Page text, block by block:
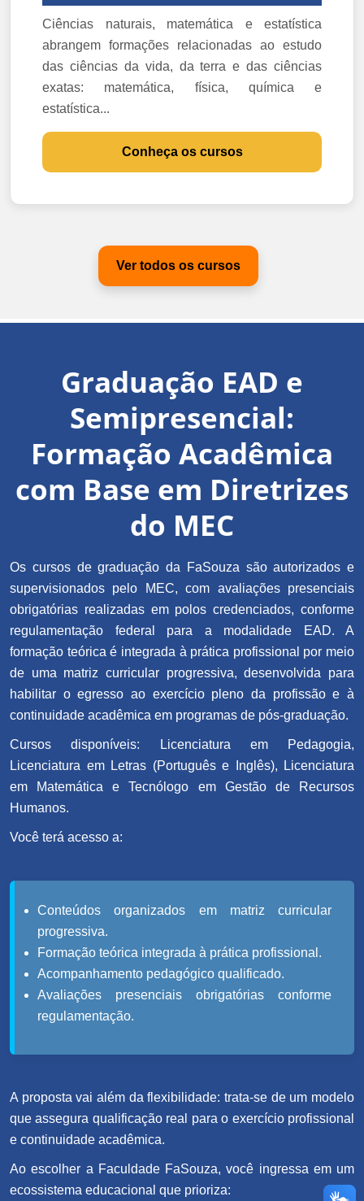
Ciências naturais, matemática e estatística
abrangem formações relacionadas ao estudo
das ciências da vida, da terra e das ciências
exatas: matemática, física, química e
estatística...
Conheça os cursos
Ver todos os cursos
Graduação EAD e
Semipresencial:
Formação Acadêmica
com Base em Diretrizes
do MEC
Os cursos de graduação da FaSouza são autorizados e
supervisionados pelo MEC, com avaliações presenciais
obrigatórias realizadas em polos credenciados, conforme
regulamentação federal para a modalidade EAD. A
formação teórica é integrada à prática profissional por meio
de uma matriz curricular progressiva, desenvolvida para
habilitar o egresso ao exercício pleno da profissão e à
continuidade acadêmica em programas de pós-graduação.
Cursos disponíveis: Licenciatura em Pedagogia,
Licenciatura em Letras (Português e Inglês), Licenciatura
em Matemática e Tecnólogo em Gestão de Recursos
Humanos.
Você terá acesso a:
Conteúdos organizados em matriz curricular
progressiva.
Formação teórica integrada à prática profissional.
Acompanhamento pedagógico qualificado.
Avaliações presenciais obrigatórias conforme
regulamentação.
A proposta vai além da flexibilidade: trata-se de um modelo
que assegura qualificação real para o exercício profissional
e continuidade acadêmica.
Ao escolher a Faculdade FaSouza, você ingressa em um
ecossistema educacional que prioriza: